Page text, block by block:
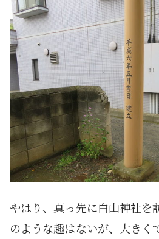
やはり、真っ先に白山神社を
のような趣はないが、大きく